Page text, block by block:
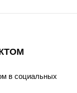
в социальных